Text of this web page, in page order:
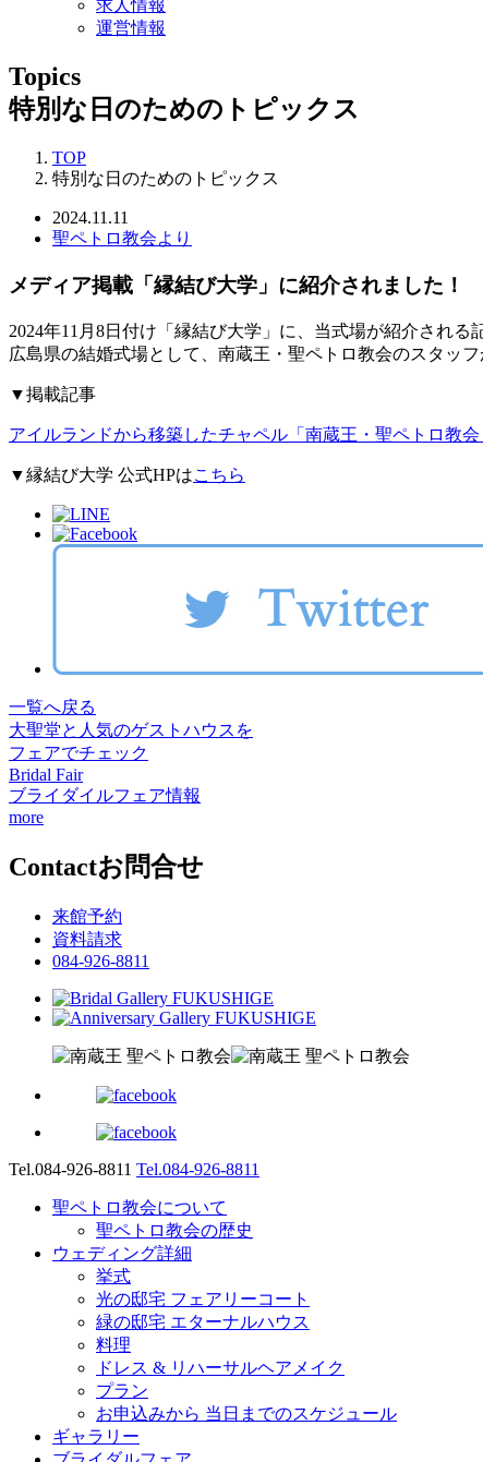
求人情報
運営情報
Topics
特別な日のためのトピックス
TOP
特別な日のためのトピックス
2024.11.11
聖ペトロ教会より
メディア掲載「縁結び大学」に紹介されました！
2024年11月8日付け「縁結び大学」に、当式場が紹介される
広島県の結婚式場として、南蔵王・聖ペトロ教会のスタッ
▼掲載記事
アイルランドから移築したチャペル「南蔵王・聖ペトロ教
▼縁結び大学 公式HPはこちら
一覧へ戻る
大聖堂と人気のゲストハウスを
フェアでチェック
Bridal Fair
ブライダイルフェア情報
more
Contactお問合せ
来館予約
資料請求
084-926-8811
Tel.084-926-8811 Tel.084-926-8811
聖ペトロ教会について
聖ペトロ教会の歴史
ウェディング詳細
挙式
光の邸宅 フェアリーコート
緑の邸宅 エターナルハウス
料理
ドレス & リハーサルヘアメイク
プラン
お申込みから 当日までのスケジュール
ギャラリー